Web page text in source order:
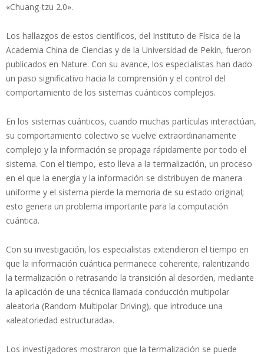
«Chuang-tzu 2.0».
Los hallazgos de estos científicos, del Instituto de Física de la
Academia China de Ciencias y de la Universidad de Pekín, fueron
publicados en Nature. Con su avance, los especialistas han dado
un paso significativo hacia la comprensión y el control del
comportamiento de los sistemas cuánticos complejos.
En los sistemas cuánticos, cuando muchas partículas interactúan,
su comportamiento colectivo se vuelve extraordinariamente
complejo y la información se propaga rápidamente por todo el
sistema. Con el tiempo, esto lleva a la termalización, un proceso
en el que la energía y la información se distribuyen de manera
uniforme y el sistema pierde la memoria de su estado original;
esto genera un problema importante para la computación
cuántica.
Con su investigación, los especialistas extendieron el tiempo en
que la información cuántica permanece coherente, ralentizando
la termalización o retrasando la transición al desorden, mediante
la aplicación de una técnica llamada conducción multipolar
aleatoria (Random Multipolar Driving), que introduce una
«aleatoriedad estructurada».
Los investigadores mostraron que la termalización se puede